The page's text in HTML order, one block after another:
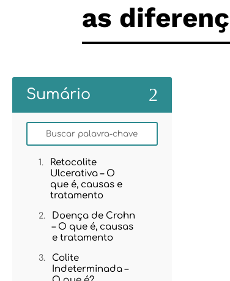
as
Sumário 2
Retocolite
Ulcerativa – O
que é, causas e
tratamento
Doença de Crohn
– O que é, causas
e tratamento
Colite
Indeterminada –